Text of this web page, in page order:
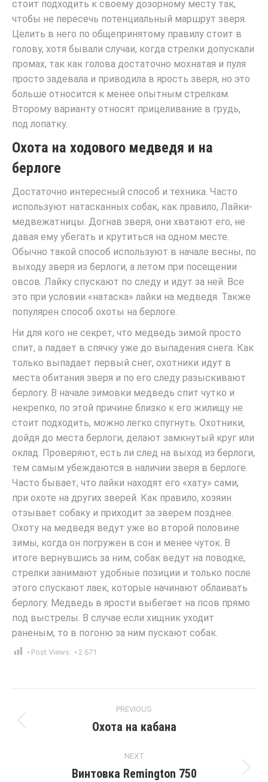
стоит подходить к своему дозорному месту так,
чтобы не пересечь потенциальный маршрут зверя.
Целить в него по общепринятому правилу стоит в
голову, хотя бывали случаи, когда стрелки допускали
промах, так как голова достаточно мохнатая и пуля
просто задевала и приводила в ярость зверя, но это
больше относится к менее опытным стрелкам.
Второму варианту относят прицеливание в грудь,
под лопатку.
Охота на ходового медведя и на
берлоге
Достаточно интересный способ и техника. Часто
используют натасканных собак, как правило, Лайки-
медвежатницы. Догнав зверя, они хватают его, не
давая ему убегать и крутиться на одном месте.
Обычно такой способ используют в начале весны, по
выходу зверя из берлоги, а летом при посещении
овсов. Лайку спускают по следу и идут за ней. Все
это при условии «натаска» лайки на медведя. Также
популярен способ охоты на берлоге.
Ни для кого не секрет, что медведь зимой просто
спит, а падает в спячку уже до выпадения снега. Как
только выпадает первый снег, охотники идут в
места обитания зверя и по его следу разыскивают
берлогу. В начале зимовки медведь спит чутко и
некрепко, по этой причине близко к его жилищу не
стоит подходить, можно легко спугнуть. Охотники,
дойдя до места берлоги, делают замкнутый круг или
оклад. Проверяют, есть ли след на выход из берлоги,
тем самым убеждаются в наличии зверя в берлоге.
Часто бывает, что лайки находят его «хату» сами,
при охоте на других зверей. Как правило, хозяин
отзывает собаку и приходит за зверем позднее.
Охоту на медведя ведут уже во второй половине
зимы, когда он погружен в сон и менее чуток. В
итоге вернувшись за ним, собак ведут на поводке,
стрелки занимают удобные позиции и только после
этого спускают лаек, которые начинают облаивать
берлогу. Медведь в ярости выбегает на псов прямо
под выстрелы. В случае если хищник уходит
раненым, то в погоню за ним пускают собак.
Post Views: 2 671
navigation
PREVIOUS
Previous
Охота на кабана
NEXT
Next
Винтовка Remington 750